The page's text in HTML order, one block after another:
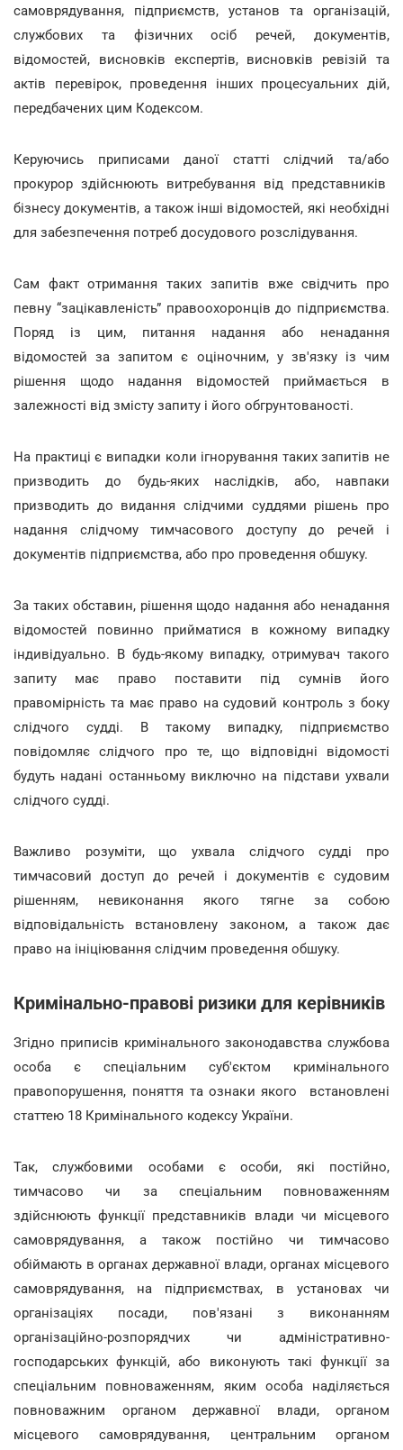
самоврядування, підприємств, установ та організацій,
службових та фізичних осіб речей, документів,
відомостей, висновків експертів, висновків ревізій та
актів перевірок, проведення інших процесуальних дій,
передбачених цим Кодексом.
Керуючись приписами даної статті слідчий та/або
прокурор здійснюють витребування від представників
бізнесу документів, а також інші відомостей, які необхідні
для забезпечення потреб досудового розслідування.
Сам факт отримання таких запитів вже свідчить про
певну “зацікавленість” правоохоронців до підприємства.
Поряд із цим, питання надання або ненадання
відомостей за запитом є оціночним, у зв'язку із чим
рішення щодо надання відомостей приймається в
залежності від змісту запиту і його обгрунтованості.
На практиці є випадки коли ігнорування таких запитів не
призводить до будь-яких наслідків, або, навпаки
призводить до видання слідчими суддями рішень про
надання слідчому тимчасового доступу до речей і
документів підприємства, або про проведення обшуку.
За таких обставин, рішення щодо надання або ненадання
відомостей повинно прийматися в кожному випадку
індивідуально. В будь-якому випадку, отримувач такого
запиту має право поставити під сумнів його
правомірність та має право на судовий контроль з боку
слідчого судді. В такому випадку, підприємство
повідомляє слідчого про те, що відповідні відомості
будуть надані останньому виключно на підстави ухвали
слідчого судді.
Важливо розуміти, що ухвала слідчого судді про
тимчасовий доступ до речей і документів є судовим
рішенням, невиконання якого тягне за собою
відповідальність встановлену законом, а також дає
право на ініціювання слідчим проведення обшуку.
Кримінально-правові ризики для керівників
Згідно приписів кримінального законодавства службова
особа є спеціальним суб'єктом кримінального
правопорушення, поняття та ознаки якого встановлені
статтею 18 Кримінального кодексу України.
Так, службовими особами є особи, які постійно,
тимчасово чи за спеціальним повноваженням
здійснюють функції представників влади чи місцевого
самоврядування, а також постійно чи тимчасово
обіймають в органах державної влади, органах місцевого
самоврядування, на підприємствах, в установах чи
організаціях посади, пов'язані з виконанням
організаційно-розпорядчих чи адміністративно-
господарських функцій, або виконують такі функції за
спеціальним повноваженням, яким особа наділяється
повноважним органом державної влади, органом
місцевого самоврядування, центральним органом